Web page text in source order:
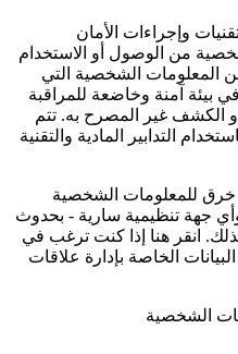
وإجراءات الأمان
من الوصول أو الاستخدام
المعلومات الشخصية التي
بيئة آمنة وخاضعة للمراقبة
الكشف غير المصرح به. تتم
التدابير المادية والتقنية
خرق للمعلومات الشخصية
جهة تنظيمية سارية - بحدوث
انقر هنا إذا كنت ترغب في
الخاصة بإدارة علاقات
الشخصية